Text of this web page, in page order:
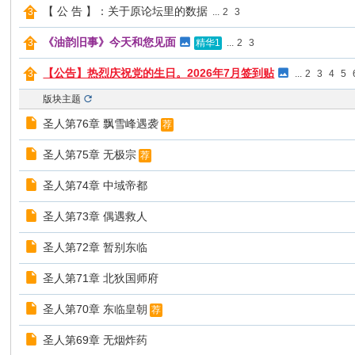
【 公 告 】：关于原论坛里的数据 ... 2 3
《油韵旧事》今天和您见面 精华1 ... 2 3
【公告】热烈庆祝党的生日。2026年7月签到贴 ... 2 3 4 5
版块主题
圣人第76章 飘雪峰遇袭 荐
圣人第75章 无极宗 荐
圣人第74章 中域帝都
圣人第73章 偶遇救人
圣人第72章 暂别东临
圣人第71章 北狄国师府
圣人第70章 东临皇朝 荐
圣人第69章 无烟炸药